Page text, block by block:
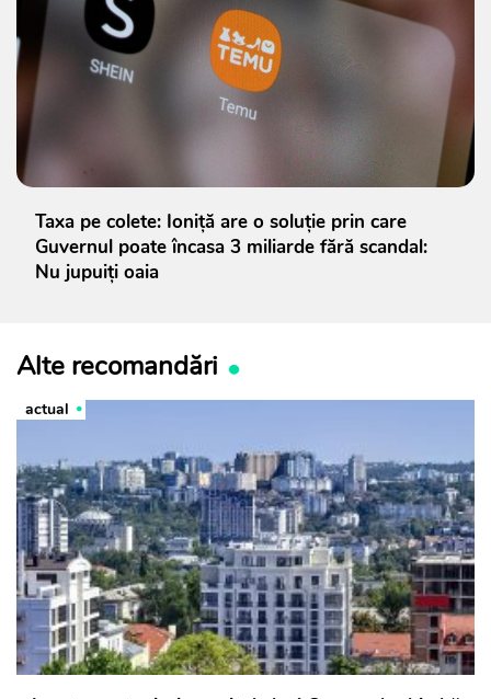
Taxa pe colete: Ioniță are o soluție prin care
Guvernul poate încasa 3 miliarde fără scandal:
Nu jupuiți oaia
Alte recomandări
actual